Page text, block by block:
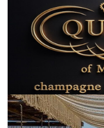
Local Elections 2023
Γλώσσα
Ελληνικά English